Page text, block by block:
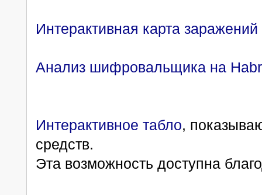
Интерактивная карта заражений
Анализ шифровальщика на
Интерактивное табло,
средств.
Эта возможность доступна